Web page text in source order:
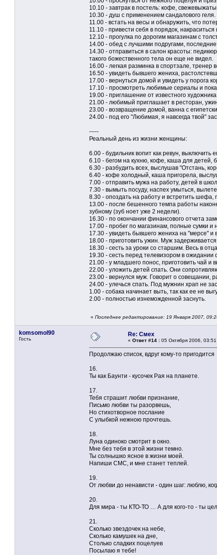
10.10 - завтрак в постель: кофе,
10.30 - душ с применением сандалового геля.
11.00 - встать на весы и обнаружить, что
11.10 - привести себя в порядок, накраситься
12.10 - прогулка по дорогим магазинам с
14.00 - обед с лучшими подругами,
14.30 - отправиться в салон красоты:
такого божественного тела он еще не видел.
16.00 - легкая разминка в спортзале,
16.50 - увидеть бывшего жениха,
17.00 - вернуться домой и увидеть у порога
17.10 - просмотреть любимые сериалы и
19.00 - приглашение от известного
21.00 - любимый приглашает в ресторан,
23.00 - возвращение домой, ванна с
24.00 - под его "Любимая, я навсегда твой"
-----
Реальный день из жизни женщины:
6.00 - будильник вопит как ревун, выключить
6.10 - бегом на кухню, кофе, каша для детей,
6.30 - разбудить всех, выслушав "Отстань,
6.40 - кофе холодный, каша пригорела,
7.00 - отправить мужа на работу, детей в
7.30 - вымыть посуду, наспех умыться,
8.30 - опоздать на работу и встретить шефа,
13.00 - после бешенного темпа работы
зубному (зуб ноет уже 2 недели).
16.30 - по окончании финансового отчета
17.00 - пробег по магазинам, полные сумки и
17.30 - увидеть бывшего жениха на "мерсе" и
18.00 - приготовить ужин. Муж
18.30 - сесть за уроки со старшим. Весь в
19.30 - сесть перед телевизором в
21.00 - у младшего понос, приготовить чай и
22.00 - уложить детей спать. Они
23.00 - вернулся муж. Говорит о совещании,
24.00 - улечься спать. Под мужнин храп не
1.00 - собака начинает выть, так как ее не
2.00 - полностью изнеможденной заснуть.
« Последнее редактирование: 19 Января 2007,
komsomol90
Гость
Re: Смех
« Ответ #14 : 05 Октября 2006,
Продолжаю список, вдруг кому-то пригодится
16.
Ты как Баунти - кусочек Рая на планете.
17.
Тебя страшит любви признание,
Письмо любви ты разорвешь,
Но стихотворное послание
С улыбкой нежною прочтешь.
18.
Луна одиноко смотрит в окно.
Мне без тебя в этой жизни темно.
Ты солнышко ясное в жизни моей.
Напиши CMC, и мне станет теплей.
19.
От любви до ненависти - один шаг: люблю,
20.
Для мира - ты КТО-ТО … А для кого-то - ты
21.
Сколько звездочек на небе,
Сколько камушек на дне,
Столько сладких поцелуев
Посылаю я тебе!